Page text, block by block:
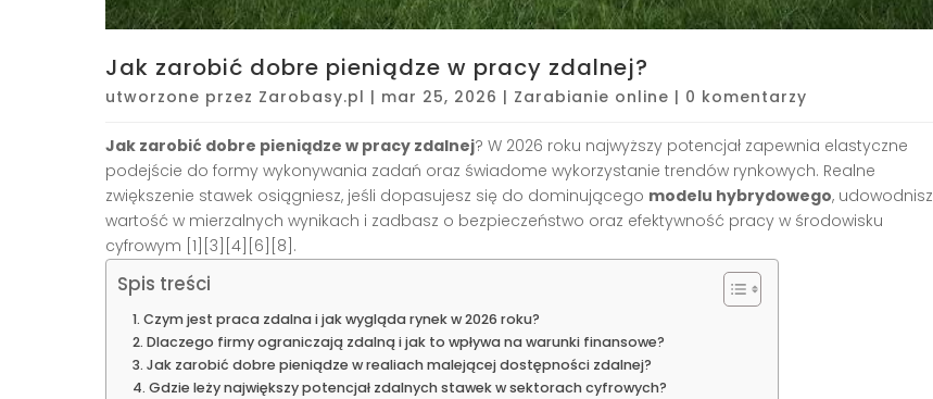
Jak zarobić dobre pieniądze w pracy zdalnej?
utworzone przez Zarobasy.pl | mar 25, 2026 | Zarabianie online | 0 komentarzy
Jak zarobić dobre pieniądze w pracy zdalnej? W 2026 roku najwyższy potencjał zapewnia elastyczne
podejście do formy wykonywania zadań oraz świadome wykorzystanie trendów rynkowych. Realne
zwiększenie stawek osiągniesz, jeśli dopasujesz się do dominującego modelu hybrydowego, udowodnisz
wartość w mierzalnych wynikach i zadbasz o bezpieczeństwo oraz efektywność pracy w środowisku
cyfrowym [1][3][4][6][8].
Spis treści
Czym jest praca zdalna i jak wygląda rynek w 2026 roku?
Dlaczego firmy ograniczają zdalną i jak to wpływa na warunki finansowe?
Jak zarobić dobre pieniądze w realiach malejącej dostępności zdalnej?
Gdzie leży największy potencjał zdalnych stawek w sektorach cyfrowych?